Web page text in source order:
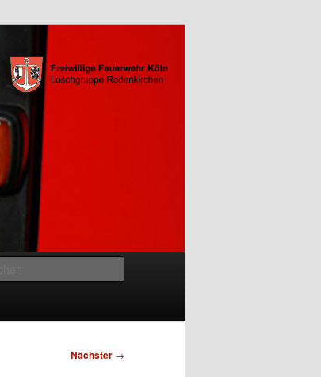
Nächster →